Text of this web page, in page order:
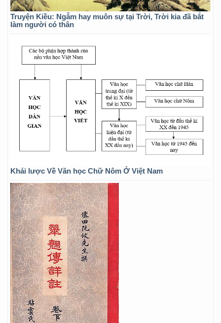
Truyện Kiều: Ngẫm hay muôn sự tại Trời, Trời kia đã bắt
làm người có thân
Khái lược Về Văn học Chữ Nôm Ở Việt Nam